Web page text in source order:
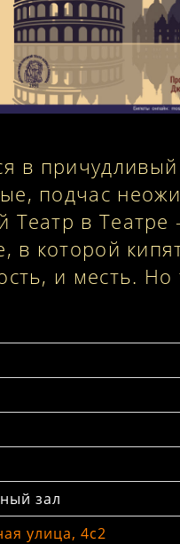
в причудливый
подчас
Театр в Театре
в которой
и месть. Но
зал
улица, 4с2